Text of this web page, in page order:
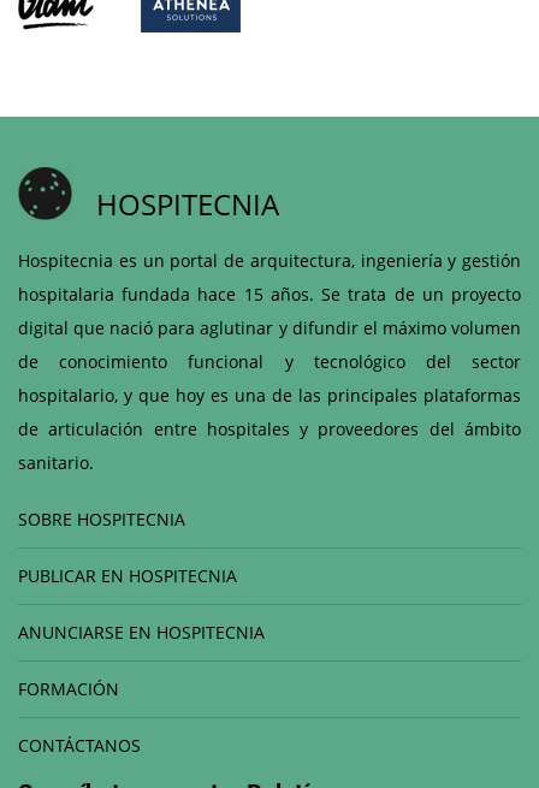
HOSPITECNIA
Hospitecnia es un portal de arquitectura, ingeniería y gestión
hospitalaria fundada hace 15 años. Se trata de un proyecto
digital que nació para aglutinar y difundir el máximo volumen
de conocimiento funcional y tecnológico del sector
hospitalario, y que hoy es una de las principales plataformas
de articulación entre hospitales y proveedores del ámbito
sanitario.
SOBRE HOSPITECNIA
PUBLICAR EN HOSPITECNIA
ANUNCIARSE EN HOSPITECNIA
FORMACIÓN
CONTÁCTANOS